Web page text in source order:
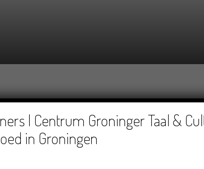
| Centrum Groninger Taal &
in Groningen